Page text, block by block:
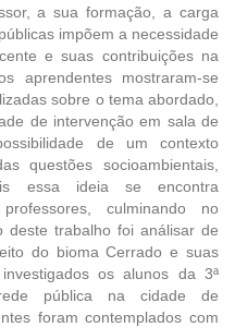
a sua formação, a carga
impõem a necessidade
e suas contribuições na
aprendentes mostraram-se
sobre o tema abordado,
de intervenção em sala de
de um contexto
questões socioambientais,
essa ideia se encontra
culminando no
deste trabalho foi análisar de
do bioma Cerrado e suas
os alunos da 3ª
pública na cidade de
foram contemplados com